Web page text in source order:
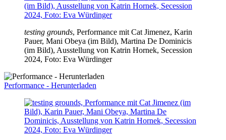
testing grounds, Performance mit Cat Jimenez, Karin
Pauer, Mani Obeya (im Bild), Martina De Dominicis
(im Bild), Ausstellung von Katrin Hornek, Secession
2024, Foto: Eva Würdinger
Performance - Herunterladen